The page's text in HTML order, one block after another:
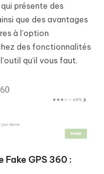
présente des
que des avantages
à l'option
des fonctionnalités
qu'il vous faut.
GPS 360 :